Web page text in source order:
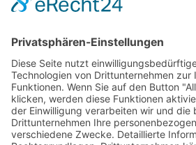
info@vvg-bus.de
Betriebshof Pasewalk
Torgelower Str. 18
17309 Pasewalk
Betriebshof Jarmen
Demminer Str. 43
17126 Jarmen
Telefon 03 99 97 – 1 03 08Verwendung von